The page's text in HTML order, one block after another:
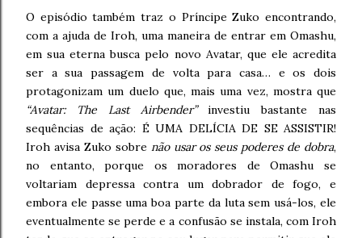
O episódio também traz o Príncipe Zuko encontrando,
com a ajuda de Iroh, uma maneira de entrar em Omashu,
em sua eterna busca pelo novo Avatar, que ele acredita
ser a sua passagem de volta para casa… e os dois
protagonizam um duelo que, mais uma vez, mostra que
“Avatar: The Last Airbender”investiu bastante nas
sequências de ação: É UMA DELÍCIA DE SE ASSISTIR!
Iroh avisa Zuko sobre não usar os seus poderes de dobra,
no entanto, porque os moradores de Omashu se
voltariam depressa contra um dobrador de fogo, e
embora ele passe uma boa parte da luta sem usá-los, ele
eventualmente se perde e a confusão se instala, com Iroh